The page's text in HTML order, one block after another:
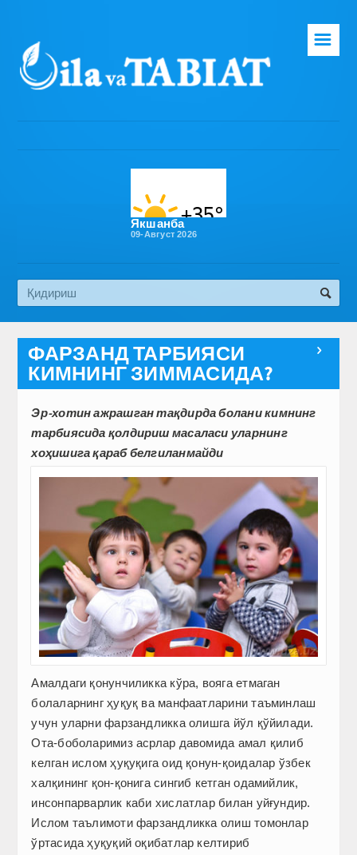
Бош саҳифа
Эко медиа
☰
Якшанба
09-Август 2026

ФАРЗАНД ТАРБИЯСИ
КИМНИНГ ЗИММАСИДА?
Эр-хотин ажрашган тақдирда болани кимнинг
тарбиясида қолдириш масаласи уларнинг
хоҳишига қараб белгиланмайди
Амалдаги қонунчиликка кўра, вояга етмаган
болаларнинг ҳуқуқ ва манфаатларини таъминлаш
учун уларни фарзандликка олишга йўл қўйилади.
Ота-боболаримиз асрлар давомида амал қилиб
келган ислом ҳуқуқига оид қонун-қоидалар ўзбек
халқининг қон-қонига сингиб кетган одамийлик,
инсонпарварлик каби хислатлар билан уйғундир.
Ислом таълимоти фарзандликка олиш томонлар
ўртасида ҳуқуқий оқибатлар келтириб